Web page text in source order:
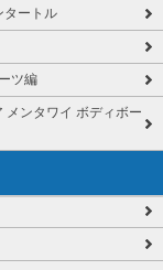
タートル
ツ編
メンタワイ ボディボー